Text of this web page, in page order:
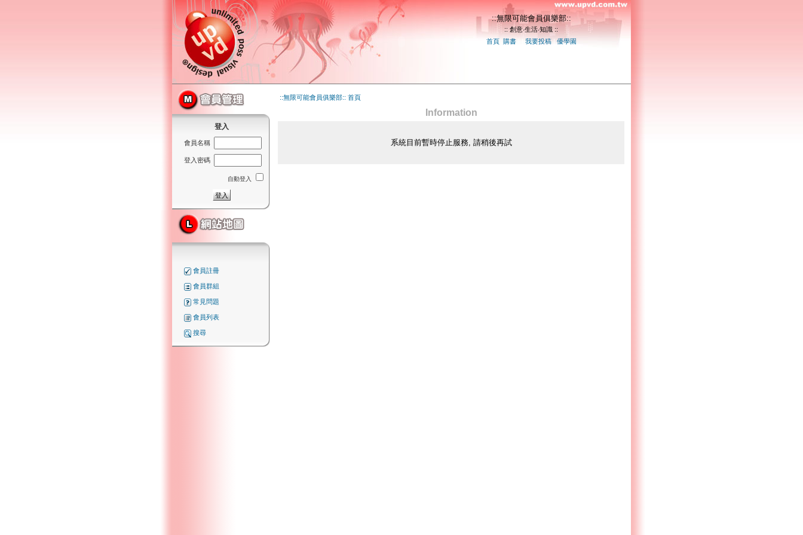
::無限可能會員俱樂部::
:: 創意‧生活‧知識 ::
首頁| 購書| 我要投稿| 優學園
登入
會員名稱
登入密碼
自動登入
會員註冊
會員群組
常見問題
會員列表
搜尋
::無限可能會員俱樂部:: 首頁
Information
系統目前暫時停止服務, 請稍後再試